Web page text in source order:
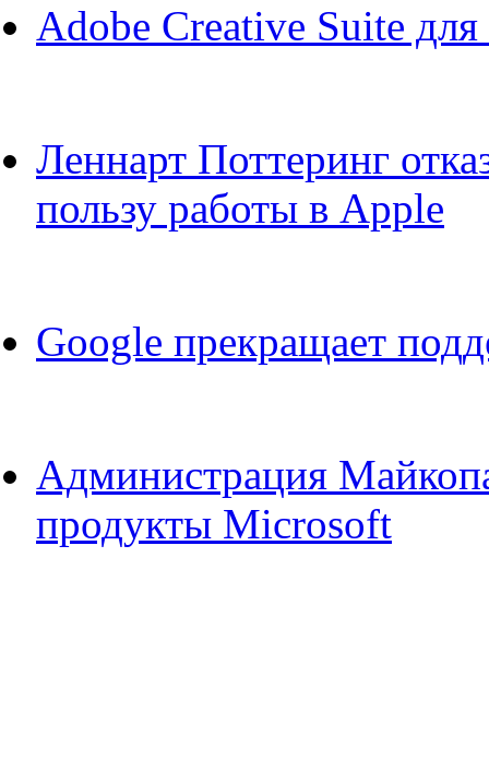
Adobe Creative Suite
Леннарт Поттеринг
пользу работы в Apple
Google прекращает
Администрация
продукты Microsoft